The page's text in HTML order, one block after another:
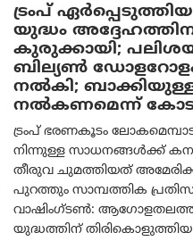
ട്രംപ്
യുദ്ധം
കുരുക്കായി;
ബില്യണ്‍ ഡോളറോളം
നല്‍കി;
നല്‍കണമെന്ന്
ട്രംപ് ഭരണകൂടം
നിന്നുള്ള സാധനങ്ങൾക്ക്
തീരുവ ചുമത്തിയത്
പുറത്തും സാമ്പത്തിക
വാഷിംഗ്ടണ്‍:
യുദ്ധത്തിന്